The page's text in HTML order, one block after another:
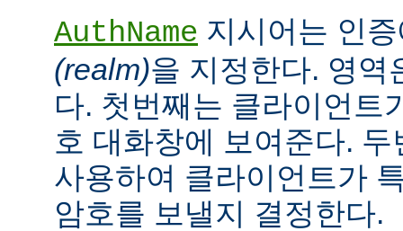
AuthName 지시어는 인
(realm)을 지정한다. 영역
다. 첫번째는 클라이언트
호 대화창에 보여준다.
사용하여 클라이언트가
암호를 보낼지 결정한다.